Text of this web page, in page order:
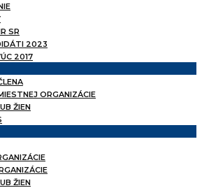
SR
2023
2017
ORGANIZÁCIE
ŽIEN
ŽIEN